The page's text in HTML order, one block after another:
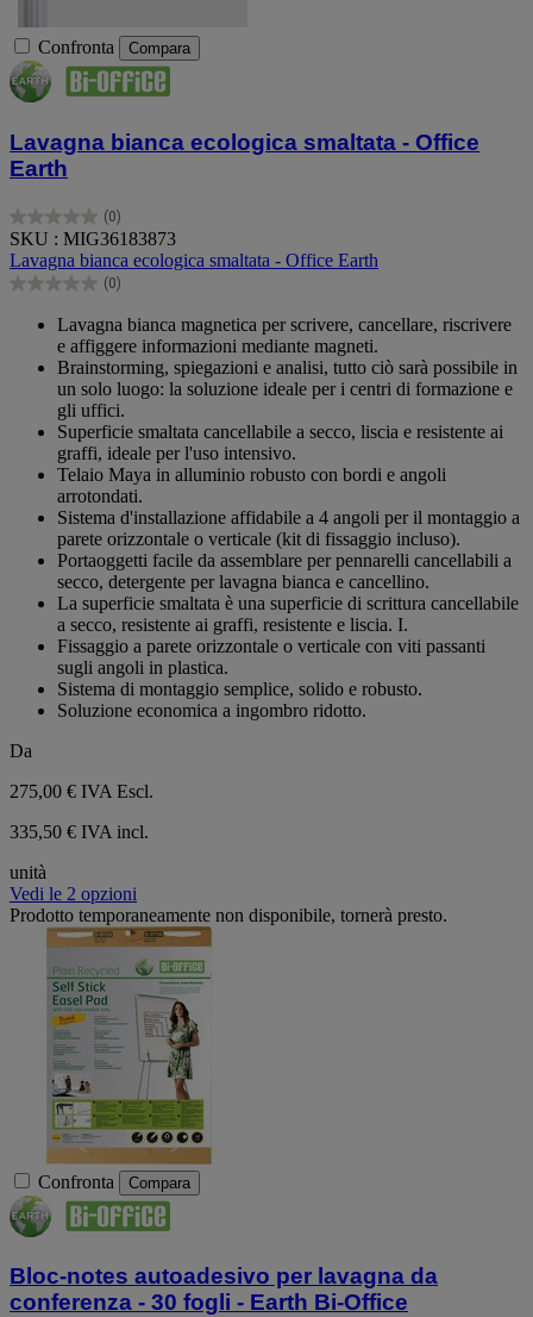
Confronta Compara
Lavagna bianca ecologica smaltata - Office
Earth
(0)
0.0
su
5
stelle.
SKU : MIG36183873
Lavagna bianca ecologica smaltata - Office Earth
(0)
0.0
Lavagna bianca magnetica per scrivere, cancellare, riscrivere
e affiggere informazioni mediante magneti.
Brainstorming, spiegazioni e analisi, tutto ciò sarà possibile in
un solo luogo: la soluzione ideale per i centri di formazione e
gli uffici.
Superficie smaltata cancellabile a secco, liscia e resistente ai
graffi, ideale per l'uso intensivo.
Telaio Maya in alluminio robusto con bordi e angoli
arrotondati.
Sistema d'installazione affidabile a 4 angoli per il montaggio a
parete orizzontale o verticale (kit di fissaggio incluso).
Portaoggetti facile da assemblare per pennarelli cancellabili a
secco, detergente per lavagna bianca e cancellino.
La superficie smaltata è una superficie di scrittura cancellabile
a secco, resistente ai graffi, resistente e liscia. I.
Fissaggio a parete orizzontale o verticale con viti passanti
sugli angoli in plastica.
Sistema di montaggio semplice, solido e robusto.
Soluzione economica a ingombro ridotto.
Da
275,00 € IVA Escl.
335,50 € IVA incl.
unità
Vedi le 2 opzioni
Prodotto temporaneamente non disponibile, tornerà presto.
Confronta Compara
Bloc-notes autoadesivo per lavagna da
conferenza - 30 fogli - Earth Bi-Office